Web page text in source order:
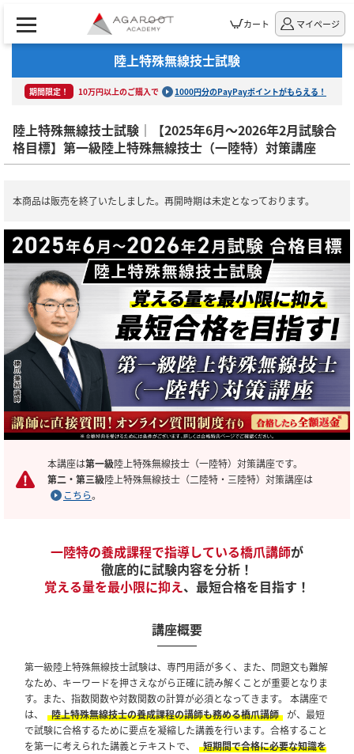
カート マイページ
陸上特殊無線技士試験
期間限定！ 10万円以上のご購入で 1000円分のPayPayポイントがもらえる！
陸上特殊無線技士試験｜【2025年6月～2026年2月試験合
格目標】第一級陸上特殊無線技士（一陸特）対策講座
本商品は販売を終了いたしました。再開時期は未定となっております。
本講座は第一級陸上特殊無線技士（一陸特）対策講座です。
第二・第三級陸上特殊無線技士（二陸特・三陸特）対策講座は
こちら。
一陸特の養成課程で指導している橋爪講師が
徹底的に試験内容を分析！
覚える量を最小限に抑え、最短合格を目指す！
講座概要
第一級陸上特殊無線技士試験は、専門用語が多く、また、問題文も難解
なため、キーワードを押さえながら正確に読み解くことが重要となりま
す。また、指数関数や対数関数の計算が必須となってきます。 本講座で
は、
陸上特殊無線技士の養成課程の講師も務める橋爪講師 が、最短
で試験に合格するために要点を凝縮した講義を行います。合格すること
を第一に考えられた講義とテキストで、
短期間で合格に必要な知識を